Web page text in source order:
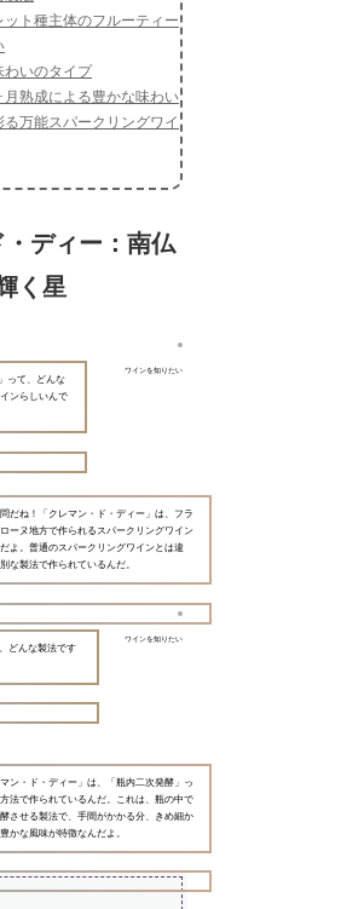
ット種主体のフルーティー
わいのタイプ
月熟成による豊かな味わい
る万能スパークリングワイ
ディー：南仏
く星
ワインを知りたい
って、どんな
ンらしいんで
だね！「クレマン・ド・ディー」は、フラ
ーヌ地方で作られるスパークリングワイン
よ。普通のスパークリングワインとは違
な製法で作られているんだ。
ワインを知りたい
どんな製法です
マン・ド・ディー」は、「瓶内二次発酵」っ
法で作られているんだ。これは、瓶の中で
酵させる製法で、手間がかかる分、きめ細か
かな風味が特徴なんだよ。